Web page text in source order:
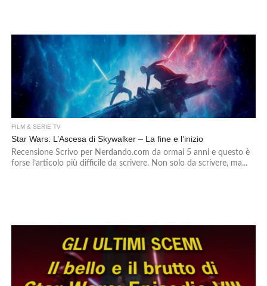
FILM & SERIE TV
Star Wars: L’Ascesa di Skywalker – La fine e l’inizio
Recensione Scrivo per Nerdando.com da ormai 5 anni e questo è
forse l’articolo più difficile da scrivere. Non solo da scrivere, ma...